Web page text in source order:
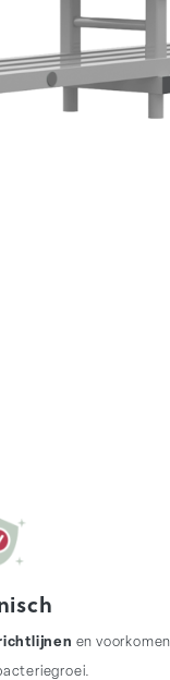
en voorkomen